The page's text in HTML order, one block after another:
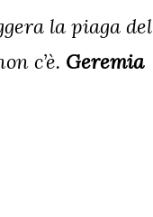
la piaga del
c’è. Geremia